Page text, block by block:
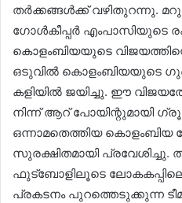
തർക്കങ്ങൾക്ക് വഴിതുറന്നു.
ഗോൾകീപ്പർ എംപാസിയുടെ
കൊളംബിയയുടെ വിജയത്തിന്റെ
ഒടുവിൽ കൊളംബിയയുടെ
കളിയിൽ ജയിച്ചു. ഈ
നിന്ന് ആറ് പോയിന്റുമായി
ഒന്നാമതെത്തിയ കൊളംബിയ
സുരക്ഷിതമായി പ്രവേശിച്ചു.
ഫുട്ബോളിലൂടെ ലോകകപ്പിലെ
പ്രകടനം പുറത്തെടുക്കുന്ന